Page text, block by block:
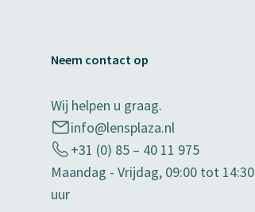
Neem contact op
Wij helpen u graag.
info@lensplaza.nl
+31 (0) 85 – 40 11 975
Maandag - Vrijdag, 09:00 tot 14:30
uur